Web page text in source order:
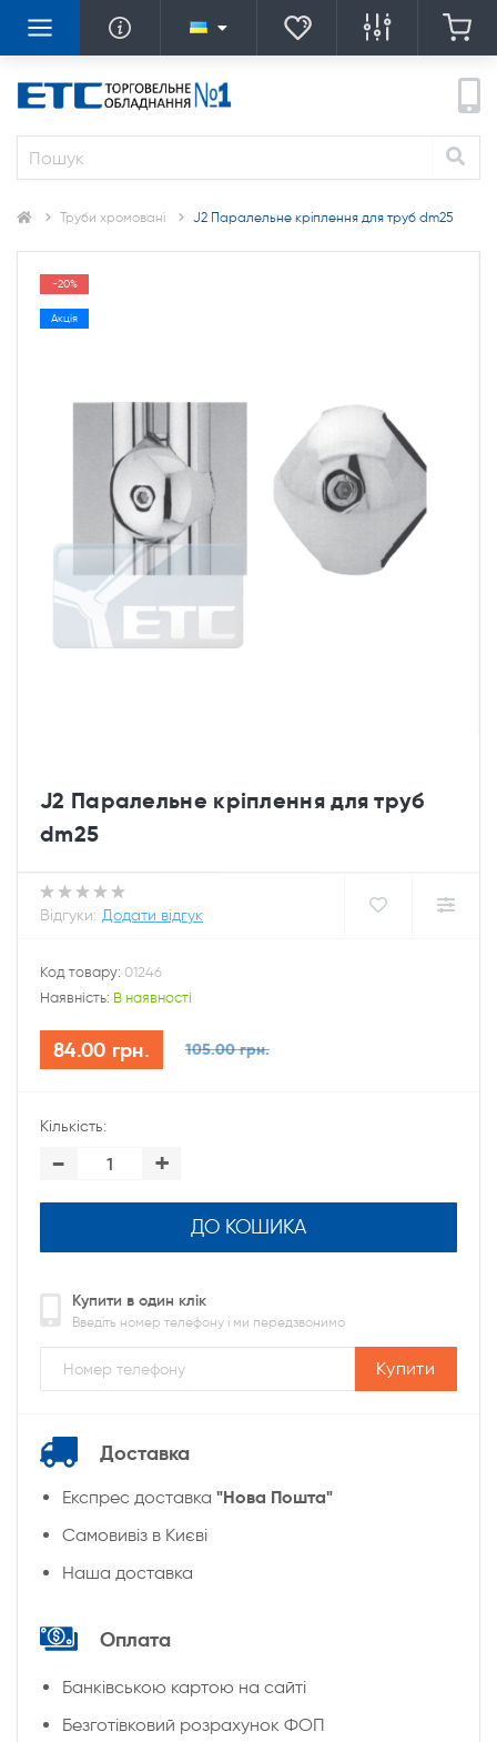
Труби хромовані J2 Паралельне кріплення для труб dm25
-20%
Акція
J2 Паралельне кріплення для труб
dm25
Відгуки: Додати відгук
Код товару: 01246
Наявність: В наявності
84.00 грн. 105.00 грн.
Кількість:
- +
ДО КОШИКА
Купити в один клік
Введіть номер телефону і ми передзвонимо
Купити
Доставка
Експрес доставка "Нова Пошта"
Cамовивіз в Києві
Наша доставка
Оплата
Банківською картою на сайті
Безготівковий розрахунок ФОП